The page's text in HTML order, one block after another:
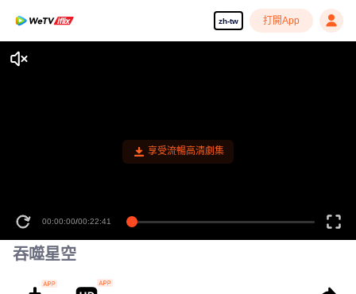
zh-tw 打開App
享受流暢高清劇集
00:00:00/00:22:41
吞噬星空